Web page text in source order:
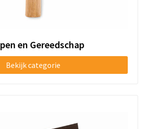
en Gereedschap
Bekijk categorie